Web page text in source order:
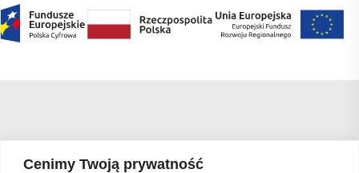
Cenimy Twoją prywatność
для
громадян
obywateli
Ukrainy